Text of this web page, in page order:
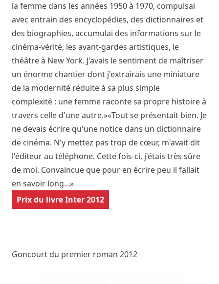
la femme dans les années 1950 à 1970, compulsai
avec entrain des encyclopédies, des dictionnaires et
des biographies, accumulai des informations sur le
cinéma-vérité, les avant-gardes artistiques, le
théâtre à New York. J'avais le sentiment de maîtriser
un énorme chantier dont j'extrairais une miniature
de la modernité réduite à sa plus simple
complexité : une femme raconte sa propre histoire à
travers celle d'une autre.»«Tout se présentait bien. Je
ne devais écrire qu'une notice dans un dictionnaire
de cinéma. N'y mettez pas trop de cœur, m'avait dit
l'éditeur au téléphone. Cette fois-ci, j'étais très sûre
de moi. Convaincue que pour en écrire peu il fallait
en savoir long...»
Prix du livre Inter 2012
Goncourt du premier roman 2012